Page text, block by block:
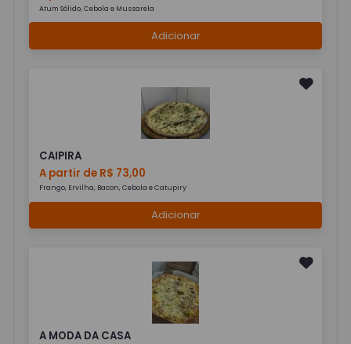
Atum Sólido, Cebola e Mussarela
Adicionar
CAIPIRA
A partir de R$ 73,00
Frango, Ervilha, Bacon, Cebola e Catupiry
Adicionar
A MODA DA CASA